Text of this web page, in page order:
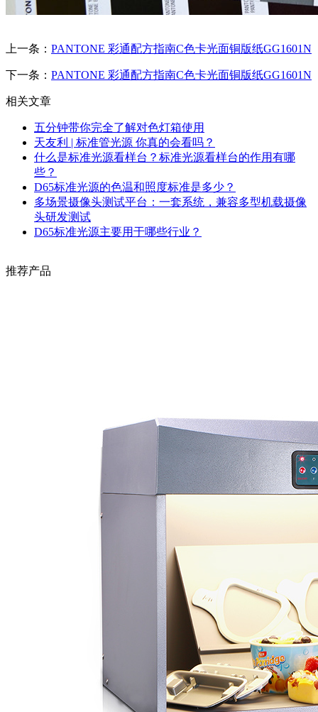
上一条： PANTONE 彩通配方指南C色卡光面铜版纸GG1601N
下一条： PANTONE 彩通配方指南C色卡光面铜版纸GG1601N
相关文章
五分钟带你完全了解对色灯箱使用
天友利 | 标准管光源 你真的会看吗？
什么是标准光源看样台？标准光源看样台的作用有哪
些？
D65标准光源的色温和照度标准是多少？
多场景摄像头测试平台：一套系统，兼容多型机载摄像
头研发测试
D65标准光源主要用于哪些行业？
推荐产品